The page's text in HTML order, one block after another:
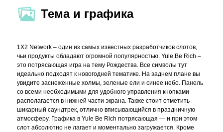
Тема и графика
1X2 Network – один из самых известных разработчиков слотов,
чьи продукты обладают огромной популярностью. Yule Be Rich –
это потрясающая игра на тему Рождества. Все символы тут
идеально подходят к новогодней тематике. На заднем плане вы
увидите заснеженные холмы, зеленые ели и синее небо. Панель
со всеми необходимыми для удобного управления кнопками
располагается в нижней части экрана. Также стоит отметить
шикарный саундтрек, отлично вписывающийся в праздничную
атмосферу. Графика в Yule Be Rich потрясающая — и при этом
слот абсолютно не лагает и моментально загружается. Кроме